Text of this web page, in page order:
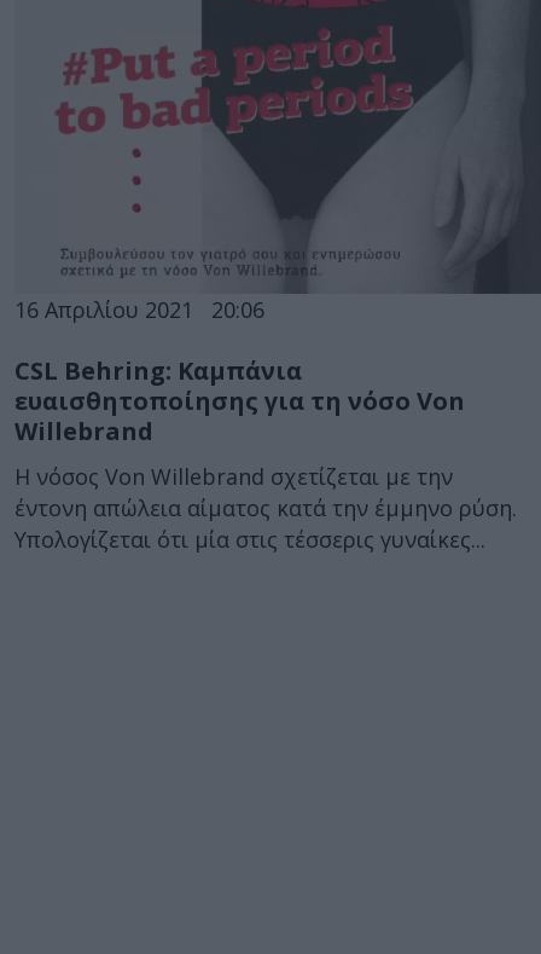
16 Απριλίου 2021 20:06
CSL Behring: Καμπάνια
ευαισθητοποίησης για τη νόσο Von
Willebrand
Η νόσος Von Willebrand σχετίζεται με την
έντονη απώλεια αίματος κατά την έμμηνο ρύση.
Υπολογίζεται ότι μία στις τέσσερις γυναίκες...